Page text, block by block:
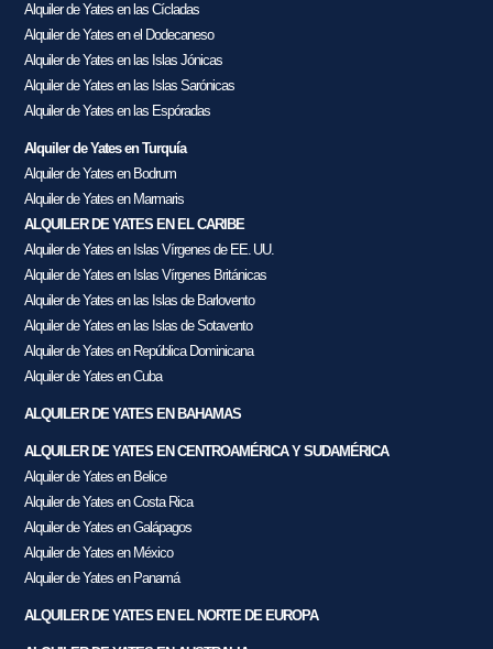
Alquiler de Yates en las Cícladas
Alquiler de Yates en el Dodecaneso
Alquiler de Yates en las Islas Jónicas
Alquiler de Yates en las Islas Sarónicas
Alquiler de Yates en las Espóradas
Alquiler de Yates en Turquía
Alquiler de Yates en Bodrum
Alquiler de Yates en Marmaris
ALQUILER DE YATES EN EL CARIBE
Alquiler de Yates en Islas Vírgenes de EE. UU.
Alquiler de Yates en Islas Vírgenes Británicas
Alquiler de Yates en las Islas de Barlovento
Alquiler de Yates en las Islas de Sotavento
Alquiler de Yates en República Dominicana
Alquiler de Yates en Cuba
ALQUILER DE YATES EN BAHAMAS
ALQUILER DE YATES EN CENTROAMÉRICA Y SUDAMÉRICA
Alquiler de Yates en Belice
Alquiler de Yates en Costa Rica
Alquiler de Yates en Galápagos
Alquiler de Yates en México
Alquiler de Yates en Panamá
ALQUILER DE YATES EN EL NORTE DE EUROPA